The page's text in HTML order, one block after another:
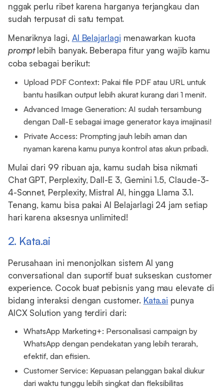
nggak perlu ribet karena harganya terjangkau dan
sudah terpusat di satu tempat.
Menariknya lagi, AI Belajarlagi menawarkan kuota
promptlebih banyak. Beberapa fitur yang wajib kamu
coba sebagai berikut:
Upload PDF Context: Pakai file PDF atau URL untuk
bantu hasilkan output lebih akurat kurang dari 1 menit.
Advanced Image Generation: AI sudah tersambung
dengan Dall-E sebagai image generator kaya imajinasi!
Private Access: Prompting jauh lebih aman dan
nyaman karena kamu punya kontrol atas akun pribadi.
Mulai dari 99 ribuan aja, kamu sudah bisa nikmati
Chat GPT, Perplexity, Dall-E 3, Gemini 1.5, Claude-3-
4-Sonnet, Perplexity, Mistral AI, hingga Llama 3.1.
Tenang, kamu bisa pakai AI Belajarlagi 24 jam setiap
hari karena aksesnya unlimited!
2. Kata.ai
Perusahaan ini menonjolkan sistem AI yang
conversational dan suportif buat sukseskan customer
experience. Cocok buat pebisnis yang mau elevate di
bidang interaksi dengan customer. Kata.ai punya
AICX Solution yang terdiri dari:
WhatsApp Marketing+: Personalisasi campaign by
WhatsApp dengan pendekatan yang lebih terarah,
efektif, dan efisien.
Customer Service: Kepuasan pelanggan bakal diukur
dari waktu tunggu lebih singkat dan fleksibilitas